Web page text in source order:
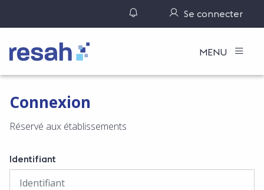
Gérer ses notifications
Se connecter
Logo Resah MENU
Connexion
Réservé aux établissements
Identifiant